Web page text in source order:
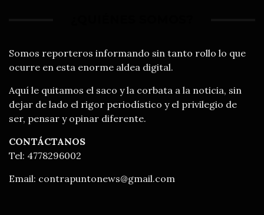
Somos reporteros informando sin tanto rollo lo que
ocurre en esta enorme aldea digital.
Aquí le quitamos el saco y la corbata a la noticia, sin
dejar de lado el rigor periodístico y el privilegio de
ser, pensar y opinar diferente.
CONTÁCTANOS
Tel: 4778296002
Email: contrapuntonews@gmail.com